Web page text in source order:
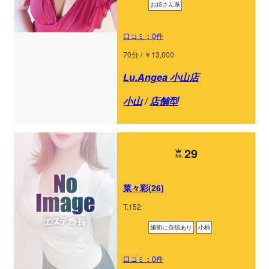
お姉さん系
口コミ：0件
70分 / ￥13,000
Lu.Angea 小山店
小山/店舗型
29
菜々彩(26)
T.152
施術に自信あり 小柄
口コミ：0件